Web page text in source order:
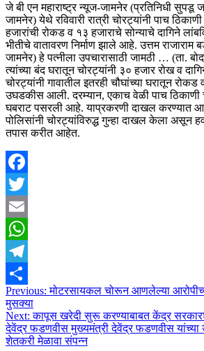
जे बी एन महाराष्ट्र न्यूज-जामनेर (प्रतिनिधी सुपडू
जामनेर) येथे रविवारी रात्री चोरट्यांनी पाच
हजारांची रोकड व १३ हजाराचे सोन्याचे दागिने
भीतीचे वातावरण निर्माण झाले आहे. उत्तम राजाराम
जामनेर) हे पत्नीला उपचारासाठी जामठी … (ता.
त्यांच्या बंद घरातून चोरट्यांनी ३० हजार रोख व
चोरट्यांनी गावातील इतरही चौघांच्या घरातून रोकड
उघडकीस आली. दरम्यान, एकाच वेळी पाच ठिकाणी
घबराट पसरली आहे. याप्रकरणी दाखल करण्यात
पोलिसांनी चोरट्यांविरुद्ध गुन्हा दाखल केला असून
तपास करीत आहेत.
Facebook
Twitter
Email
WhatsApp
Telegram
Share
Post
navigation
Previous: मोटरसायकल चोरून आणलेल्या
मुसक्या
Next: कापूस खरेदी सुरू करण्याबाबत केंद्र
देवेंद्र फडणवीस मुख्यमंत्री देवेंद्र फडणवीस यांच्या
शेतकरी मेळावा संपन्न